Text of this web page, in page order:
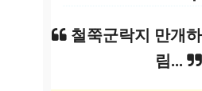
철쭉군락지 만개
림...